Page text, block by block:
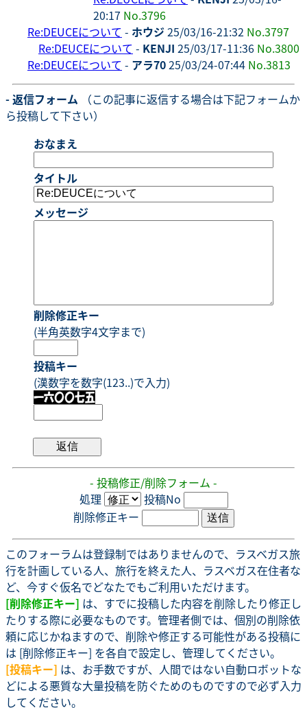
20:17 No.3796
Re:DEUCEについて - ホウジ25/03/16-21:32 No.3797
Re:DEUCEについて - KENJI 25/03/17-11:36 No.3800
Re:DEUCEについて - アラ7025/03/24-07:44 No.3813
- 返信フォーム （この記事に返信する場合は下記フォームか
ら投稿して下さい）
おなまえ
タイトル
メッセージ
削除修正キー
(半角英数字4文字まで)
投稿キー
(漢数字を数字(123..)で入力)
- 投稿修正/削除フォーム -
処理
投稿No
削除修正キー
このフォーラムは登録制ではありませんので、ラスベガス旅
行を計画している人、旅行を終えた人、ラスベガス在住者な
ど、今すぐ仮名でどなたでもご利用いただけます。
[削除修正キー] は、すでに投稿した内容を削除したり修正し
たりする際に必要なものです。管理者側では、個別の削除依
頼に応じかねますので、削除や修正する可能性がある投稿に
は [削除修正キー] を各自で設定し、管理してください。
[投稿キー] は、お手数ですが、人間ではない自動ロボットな
どによる悪質な大量投稿を防ぐためのものですので必ず入力
してください。